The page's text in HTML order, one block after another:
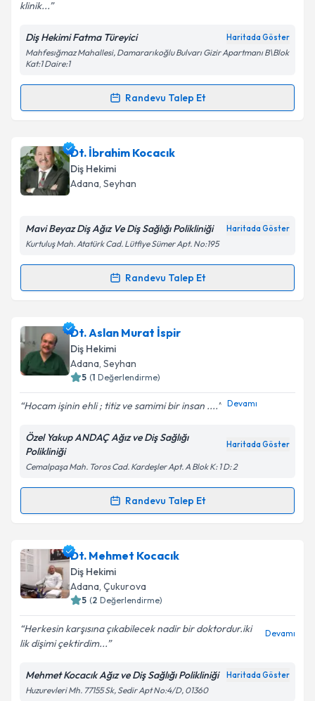
Metni'ni okudum ve kişisel verilerimin belirtilen
kapsamda işlenmesini kabul ediyorum.
Takvim Talebini Gönder
klinik...
Diş Hekimi Fatma Türeyici Haritada Göster
Mahfesığmaz Mahallesi, Damararıkoğlu Bulvarı Gizir Apartmanı B\Blok
Kat:1 Daire:1
Randevu Talep Et
Randevu Takvimi Talebi
Dt. Fatma Türeyiciiçin randevu takvimi talebi
oluşturun. Size bu uzmandan randevu almanız için bir
takvim hazırlandığında e-posta ile bilgilendireceğiz.
Kişisel verilerimin işlenmesine ilişkin
Metni'ni okudum ve kişisel verilerimin belirtilen
Takvim Talebini Gönder
Dt. İbrahim Kocacık
Diş Hekimi
Adana, Seyhan
Mavi Beyaz Diş Ağız Ve Diş Sağlığı Polikliniği Haritada Göster
Kurtuluş Mah. Atatürk Cad. Lütfiye Sümer Apt. No:195
Randevu Talep Et
Randevu Takvimi Talebi
Dt. İbrahim Kocacıkiçin randevu takvimi talebi
oluşturun. Size bu uzmandan randevu almanız için bir
takvim hazırlandığında e-posta ile bilgilendireceğiz.
Metni'ni okudum ve kişisel verilerimin belirtilen
kapsamda işlenmesini kabul ediyorum.
Dt. Aslan Murat İspir
Diş Hekimi
Adana, Seyhan
5 (1 Değerlendirme)
Hocam işinin ehli ; titiz ve samimi bir insan .... Devamı
Özel Yakup ANDAÇ Ağız ve Diş Sağlığı
Polikliniği
Haritada Göster
Cemalpaşa Mah. Toros Cad. Kardeşler Apt. A Blok K: 1 D: 2
Randevu Talep Et
Randevu Takvimi Talebi
Dt. Aslan Murat İspiriçin randevu takvimi talebi
oluşturun. Size bu uzmandan randevu almanız için bir
takvim hazırlandığında e-posta ile bilgilendireceğiz.
Kişisel verilerimin işlenmesine ilişkin Aydınlatma
Metni'ni okudum ve kişisel verilerimin belirtilen
Dt. Mehmet Kocacık
Diş Hekimi
Adana, Çukurova
5 (2 Değerlendirme)
Herkesin karşısına çıkabilecek nadir bir doktordur.iki
lik dişimi çektirdim...
Devamı
Mehmet Kocacık Ağız ve Diş Sağlığı Polikliniği Haritada Göster
Huzurevleri Mh. 77155 Sk, Sedir Apt No:4/D, 01360